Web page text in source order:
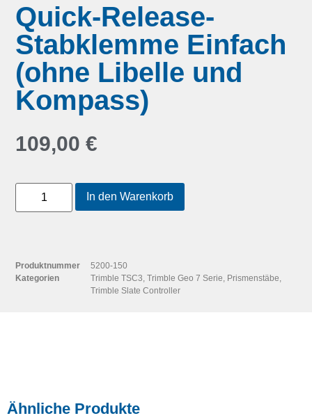
Quick-Release-
Stabklemme Einfach
(ohne Libelle und
Kompass)
109,00€
In den Warenkorb
Produktnummer
5200-150
Kategorien
Trimble TSC3,Trimble Geo 7 Serie, Prismenstäbe,
Trimble Slate Controller
Ähnliche Produkte